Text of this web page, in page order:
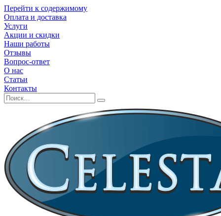
Перейти к содержимому
Оплата и доставка
Услуги
Акции и скидки
Наши работы
Отзывы
Вопрос-ответ
О нас
Статьи
Контакты